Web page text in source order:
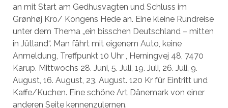
an mit Start am Gedhusvagten und Schluss im
Grønhøj Kro/ Kongens Hede an. Eine kleine Rundreise
unter dem Thema „ein bisschen Deutschland – mitten
in Jütland“. Man fährt mit eigenem Auto, keine
Anmeldung, Treffpunkt 10 Uhr , Herningvej 48, 7470
Karup. Mittwochs 28. Juni, 5. Juli, 19. Juli, 26. Juli, 9.
August, 16. August, 23. August. 120 Kr für Eintritt und
Kaffe/Kuchen. Eine schöne Art Dänemark von einer
anderen Seite kennenzulernen.